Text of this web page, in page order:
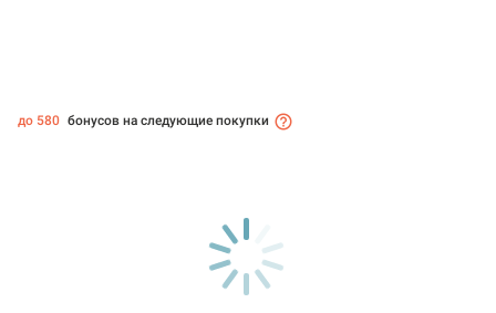
до 580 бонусов на следующие покупки